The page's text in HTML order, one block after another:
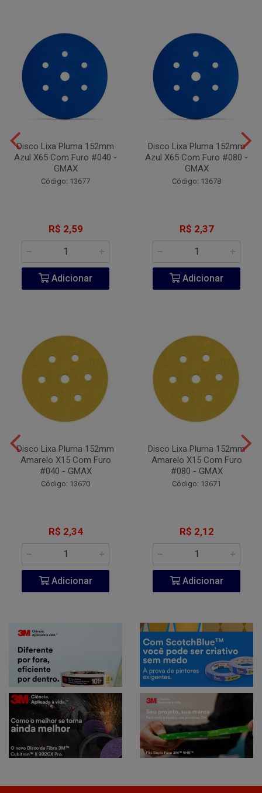
Disco Lixa Pluma 152mm
Azul X65 Com Furo #040 -
GMAX
Código: 13677
R$ 2,59
Adicionar
Disco Lixa Pluma 152mm
Azul X65 Com Furo #080 -
GMAX
Código: 13678
R$ 2,37
Adicionar
Disco Lixa Pluma 152mm
Amarelo X15 Com Furo
#040 - GMAX
Código: 13670
R$ 2,34
Adicionar
Disco Lixa Pluma 152mm
Amarelo X15 Com Furo
#080 - GMAX
Código: 13671
R$ 2,12
Adicionar